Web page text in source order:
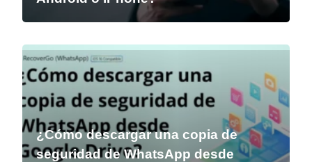
¿Cómo descargar una copia de
seguridad de WhatsApp desde